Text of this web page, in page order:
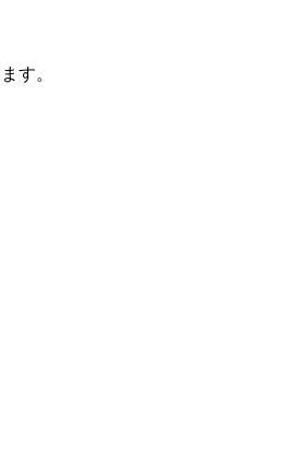
す。